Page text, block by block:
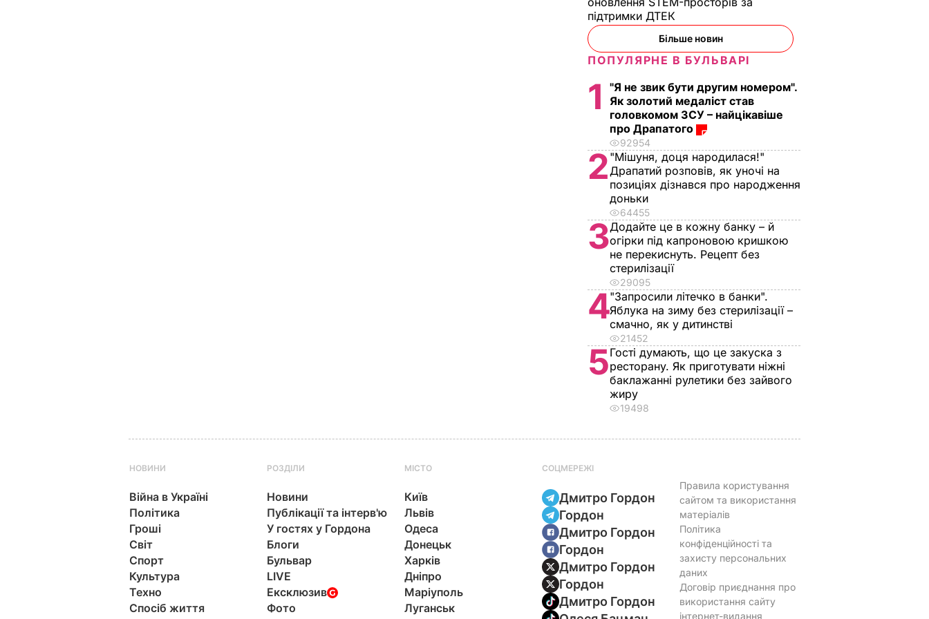
підтримки ДТЕК​
Більше новин
ПОПУЛЯРНЕ В БУЛЬВАРІ
1
"Я не звик бути другим номером".
Як золотий медаліст став
головкомом ЗСУ – найцікавіше
про Драпатого
92954
2 "Мішуня, доця народилася!"
Драпатий розповів, як уночі на
позиціях дізнався про народження
доньки
64455
3Додайте це в кожну банку – й
огірки під капроновою кришкою
не перекиснуть. Рецепт без
стерилізації
29095
4"Запросили літечко в банки".
Яблука на зиму без стерилізації –
смачно, як у дитинстві
21452
5Гості думають, що це закуска з
ресторану. Як приготувати ніжні
баклажанні рулетики без зайвого
жиру
19498
НОВИНИ
Війна в Україні
Політика
Гроші
Світ
Спорт
Культура
Техно
Спосіб життя
РОЗДІЛИ
Новини
Публікації та інтерв'ю
У гостях у Гордона
Блоги
Бульвар
LIVE
Ексклюзив
Фото
МІСТО
Київ
Львів
Одеса
Донецьк
Харків
Дніпро
Маріуполь
Луганськ
СОЦМЕРЕЖІ
Дмитро Гордон
Гордон
Дмитро Гордон
Гордон
Дмитро Гордон
Гордон
Дмитро Гордон
Правила користування
сайтом та використання
матеріалів
Політика
конфіденційності та
захисту персональних
даних
Договір приєднання про
використання сайту
інтернет-видання